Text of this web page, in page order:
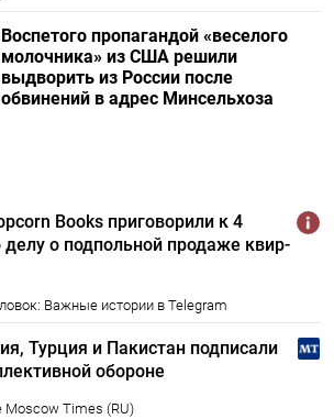
Воспетого пропагандой «веселого
молочника» из США решили
выдворить из России после
обвинений в адрес Минсельхоза